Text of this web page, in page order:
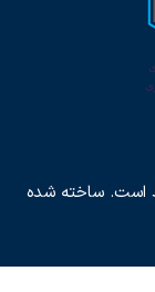
است. ساخته شده